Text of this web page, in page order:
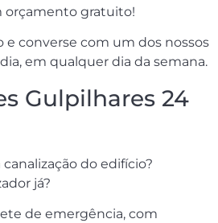
orçamento gratuito!
e converse com um dos nossos
em qualquer dia da semana.
Gulpilhares 24
do edifício?
já?
de emergência, com